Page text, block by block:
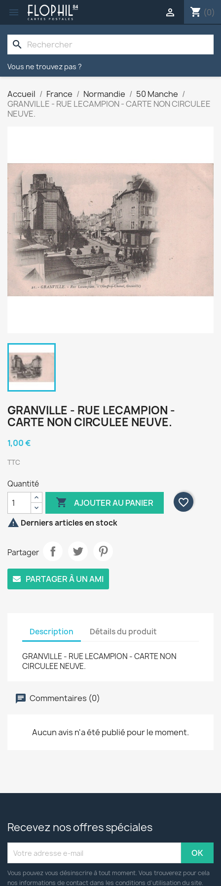
 shopping_cart (0)

search
Vous ne trouvez pas ?
Accueil France Normandie
50 Manche
GRANVILLE - RUE LECAMPION - CARTE NON CIRCULEE
NEUVE.
GRANVILLE - RUE LECAMPION -
CARTE NON CIRCULEE NEUVE.
1,00 €
TTC
Quantité
 AJOUTER AU PANIER
favorite_border
 Derniers articles en stock
Partager
PARTAGER À UN AMI
Description Détails du produit
GRANVILLE - RUE LECAMPION - CARTE NON
CIRCULEE NEUVE.
Commentaires (0)
Aucun avis n'a été publié pour le moment.
Recevez nos offres spéciales
Vous pouvez vous désinscrire à tout moment. Vous trouverez pour cela
nos informations de contact dans les conditions d'utilisation du site.